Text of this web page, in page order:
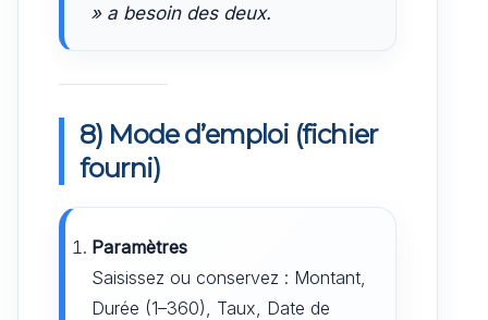
» a besoin des deux.
8) Mode d’emploi (fichier
fourni)
Paramètres
Saisissez ou conservez : Montant,
Durée (1–360), Taux, Date de